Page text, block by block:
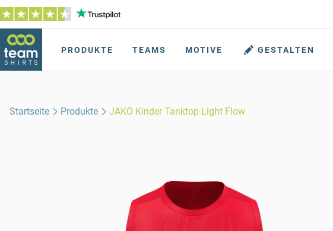
PRODUKTE TEAMS MOTIVE GESTALTEN
Startseite Produkte JAKO Kinder Tanktop Light Flow